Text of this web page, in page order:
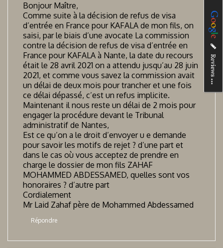
Bonjour Maître,
Comme suite à la décision de refus de visa
d’entrée en France pour KAFALA de mon fils, on
saisi, par le biais d’une avocate La commission
contre la décision de refus de visa d’entrée en
France pour KAFALA à Nante, la date du recours
était le 28 avril 2021 on a attendu jusqu’au 28 juin
2021, et comme vous savez la commission avait
un délai de deux mois pour trancher et une fois
ce délai dépassé, c’est un refus implicite.
Maintenant il nous reste un délai de 2 mois pour
engager la procédure devant le Tribunal
administratif de Nantes,
Est ce qu’on a le droit d’envoyer u e demande
pour savoir les motifs de rejet ? d’une part et
dans le cas où vous acceptez de prendre en
charge le dossier de mon fils ZAHAF
MOHAMMED ABDESSAMED, quelles sont vos
honoraires ? d’autre part
Cordialement
Mr Laid Zahaf père de Mohammed Abdessamed
Répondre